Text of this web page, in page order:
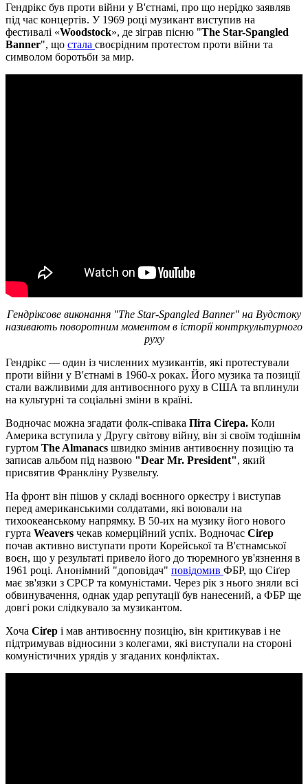
Гендрікс був проти війни у В'єтнамі, про що нерідко заявляв
під час концертів. У 1969 році музикант виступив на
фестивалі «Woodstock», де зіграв пісню "The Star-Spangled
Banner", що стала своєрідним протестом проти війни та
символом боротьби за мир.
Гендріксове виконання "The Star-Spangled Banner" на Вудстоку
називають поворотним моментом в історії контркультурного
руху
Гендрікс — один із численних музикантів, які протестували
проти війни у В'єтнамі в 1960-х роках. Його музика та позиції
стали важливими для антивоєнного руху в США та вплинули
на культурні та соціальні зміни в країні.
Водночас можна згадати фолк-співака Піта Сіґера. Коли
Америка вступила у Другу світову війну, він зі своїм тодішнім
гуртом The Almanacs швидко змінив антивоєнну позицію та
записав альбом під назвою "Dear Mr. President", який
присвятив Франкліну Рузвельту.
На фронт він пішов у складі воєнного оркестру і виступав
перед американськими солдатами, які воювали на
тихоокеанському напрямку. В 50-их на музику його нового
гурта Weavers чекав комерційний успіх. Водночас Сіґер
почав активно виступати проти Корейської та В'єтнамської
воєн, що у результаті привело його до тюремного ув'язнення в
1961 році. Анонімний "доповідач" повідомив ФБР, що Сіґер
має зв'язки з СРСР та комуністами. Через рік з нього зняли всі
обвинувачення, однак удар репутації був нанесений, а ФБР ще
довгі роки слідкувало за музикантом.
Хоча Сіґер і мав антивоєнну позицію, він критикував і не
підтримував відносини з колегами, які виступали на стороні
комуністичних урядів у згаданих конфліктах.